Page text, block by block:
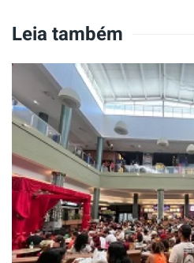
Leia também